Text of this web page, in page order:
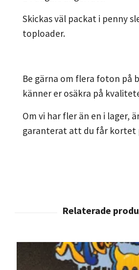
Skickas väl packat i penny
toploader.
Be gärna om flera foton på
känner er osäkra på
Om vi har fler än en i lager,
garanterat att du får kortet